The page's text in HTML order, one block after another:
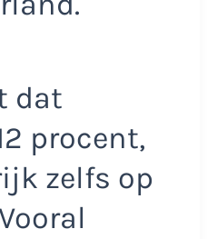
dat
procent,
zelfs op